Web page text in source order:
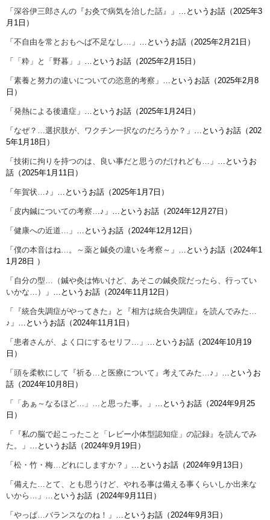
「 深谷伊三郎さんの『お灸で病気を治した話』
」…というお話（2025年3
月1日）
「 不自由を常とおもへば不足なし… 」…というお話（2025年2月21日）
「 「粋」と「野暮」 」…というお話（2025年2月15日）
「 素養と努力の違いについての恣意的考察 」…というお話（2025年2月8
日）
「 発熱による後遺症 」…というお話（2025年1月24日）
「 なぜ？…選択肢が、ワクチン一択なのだろうか？ 」…というお話（202
5年1月18日）
「 技術に拘りを持つのは、良い事だと思うのだけれども… 」…というお
話（2025年1月11日）
「 年賀状…♪ 」…というお話（2025年1月7日）
「 皮内鍼についての考察…♪ 」…というお話（2024年12月27日）
「 健康への近道… 」…というお話（2024年12月12日）
「 僕の本音はね…。～薬と鍼灸の違いを考察～ 」…というお話（2024年1
1月28日 ）
「 自分の型…（鍼や灸は怖いけど、あそこの鍼灸院だったら、行ってい
いかな…）
」…というお話（2024年11月12日）
「
『統合失調症がやってきた』と『相方は統合失調症』を読んでみた…
♪ 」…というお話（2024年11月1日）
「 患者さんが、よく口にするセリフ… 」…というお話（2024年10月19
日）
「 頭を柔軟にして『祈る…と医療について』考えてみた…♪ 」…というお
話（2024年10月8日）
「 「あぁ～なるほど…」…と思った事。
」…というお話（2024年9月25
日）
「
『私の脳で起こったこと「レビー小体型認知症」の記録』を読んでみ
た。
」…というお話（2024年9月19日）
「 松・竹・梅…どれにしますか？ 」…というお話（2024年9月13日）
「 備えた…とて、とも思うけど、やれる事は備える事くらいしか出来な
いから… 」…というお話（2024年9月11日）
「 やっぱ…バランスなのね！ 」…というお話（2024年9月3日）